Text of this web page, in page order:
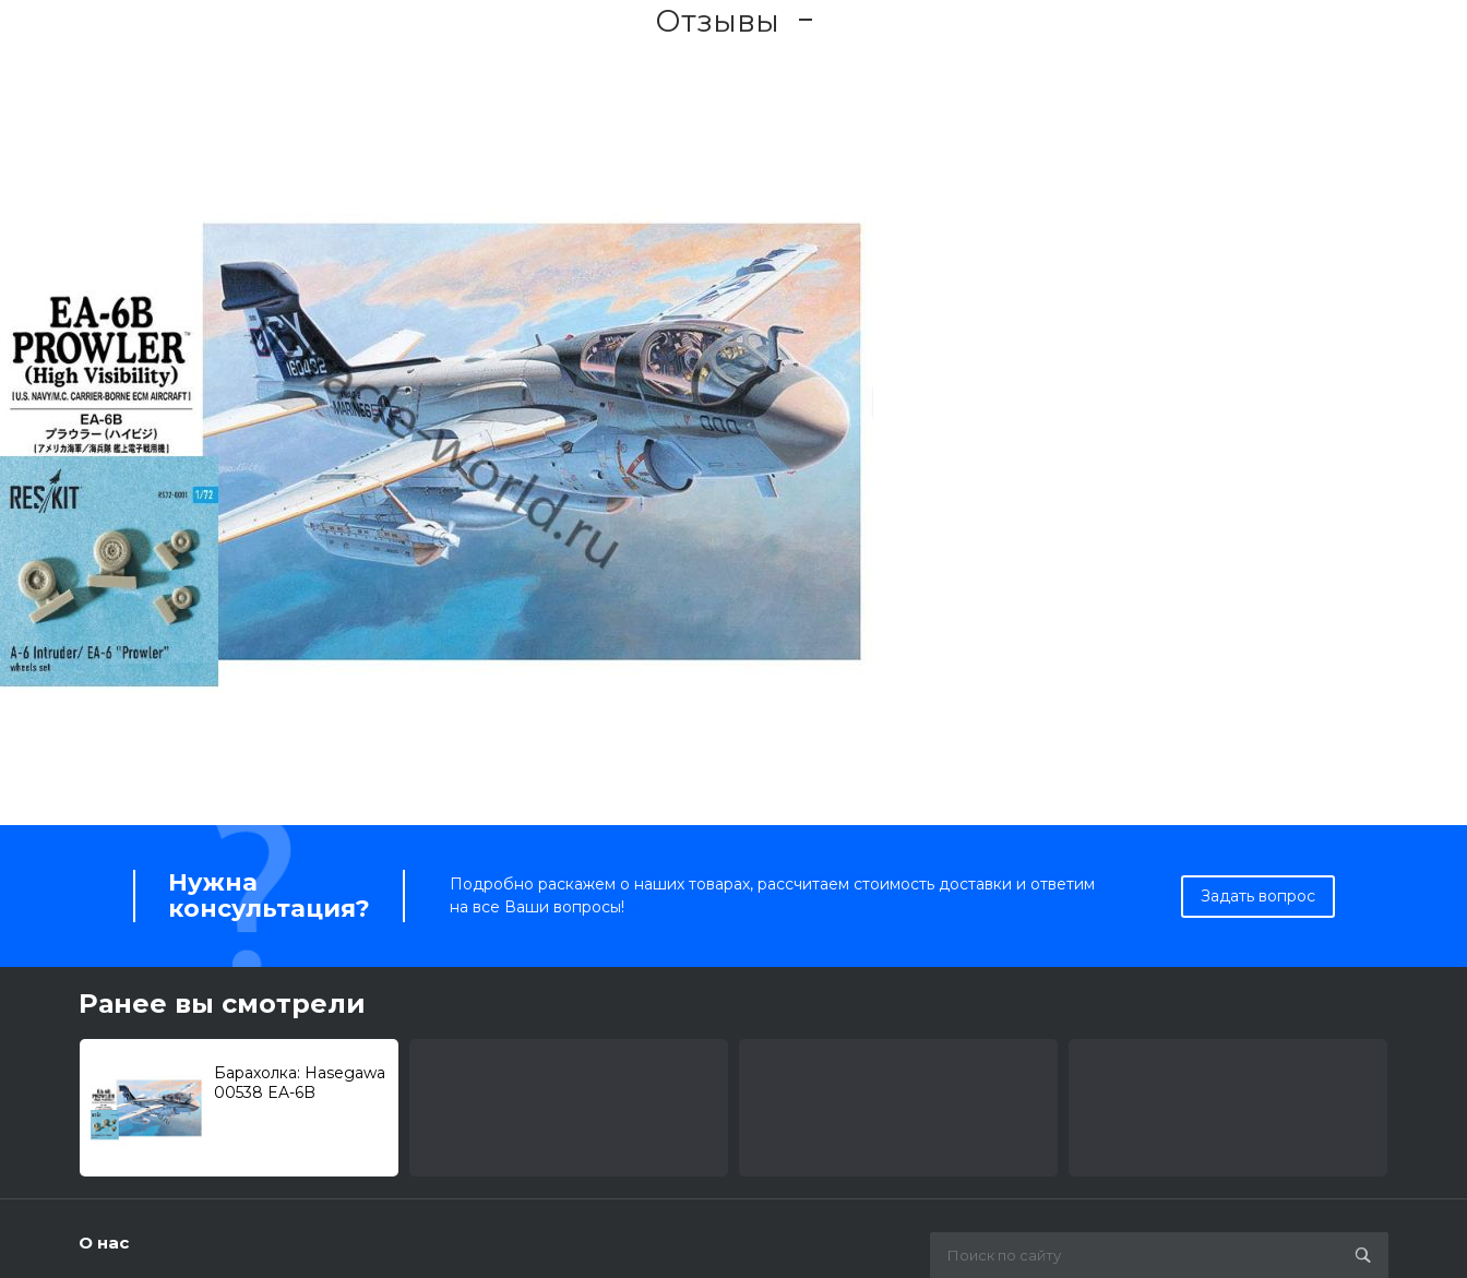
Отзывы
Нужна
консультация?
Подробно раскажем о наших товарах, рассчитаем стоимость доставки и ответим
на все Ваши вопросы!
Задать вопрос
Ранее вы смотрели
Барахолка: Hasegawa
00538 EA-6B
О нас